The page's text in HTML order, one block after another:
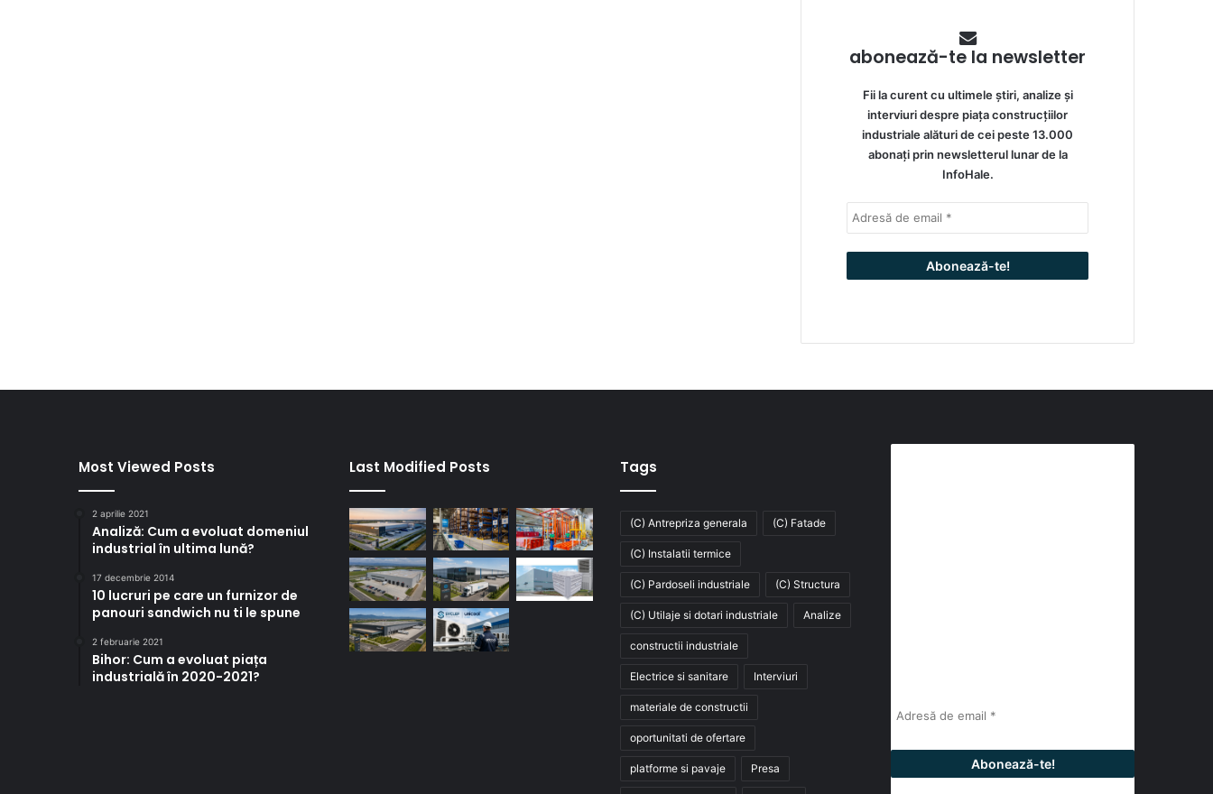
abonează-te la newsletter
Fii la curent cu ultimele știri, analize și
interviuri despre piața construcțiilor
industriale alături de cei peste 13.000
abonați prin newsletterul lunar de la
InfoHale.
Most Viewed Posts
2 aprilie 2021
Analiză: Cum a evoluat domeniul
industrial în ultima lună?
17 decembrie 2014
10 lucruri pe care un furnizor de
panouri sandwich nu ti le spune
2 februarie 2021
Bihor: Cum a evoluat piața
industrială în 2020-2021?
Last Modified Posts Tags
(C) Antrepriza generala (C) Fatade
(C) Instalatii termice
(C) Pardoseli industriale (C) Structura
(C) Utilaje si dotari industriale Analize
constructii industriale
Electrice si sanitare Interviuri
materiale de constructii
oportunitati de ofertare
platforme si pavaje Presa